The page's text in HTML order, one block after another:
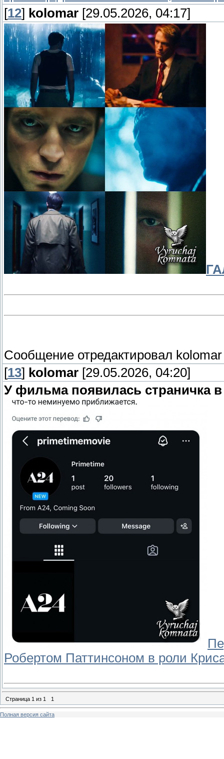
[12] kolomar [29.05.2026, 04:17]
Сообщение отредактировал kolomar
[13] kolomar [29.05.2026, 04:20]
У фильма появилась страничка
Робертом Паттинсоном в роли
Страница 1 из 1 1
Полная версия сайта